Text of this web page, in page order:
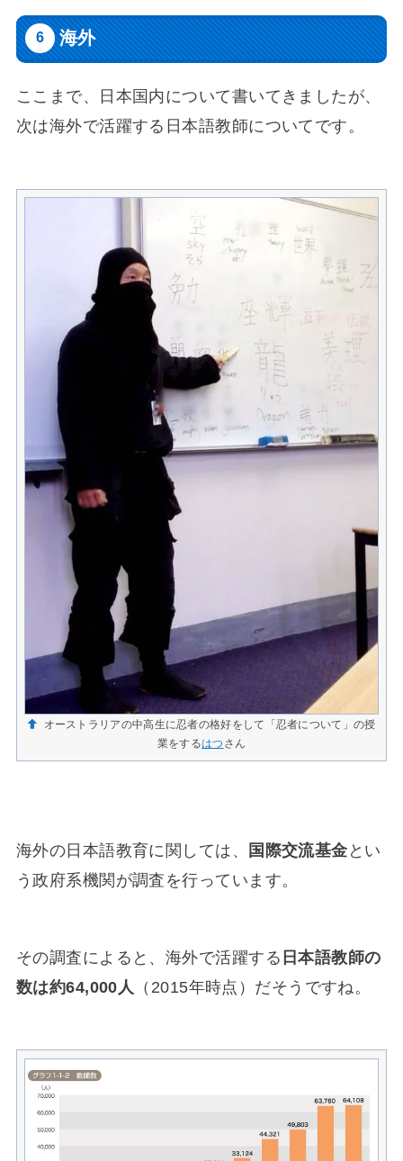
海外
ここまで、日本国内について書いてきましたが、
次は海外で活躍する日本語教師についてです。
オーストラリアの中高生に忍者の格好をして「忍者について」の授
業をするはつ さん
海外の日本語教育に関しては、 国際交流基金 とい
う政府系機関が調査を行っています。
その調査によると、海外で活躍する 日本語教師の
数は約64,000人
（2015年時点）だそうですね。